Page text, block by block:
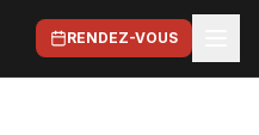
RENDEZ-VOUS